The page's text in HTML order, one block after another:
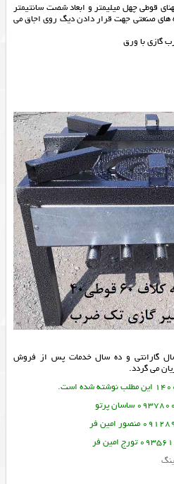
قوطی چهل میلیمتر و ابعاد شصت سانتیمتر
های صنعتی جهت قرار دادن دیگ روی اجاق می
گارانتی و ده سال خدمات پس از فروش
می گردد.